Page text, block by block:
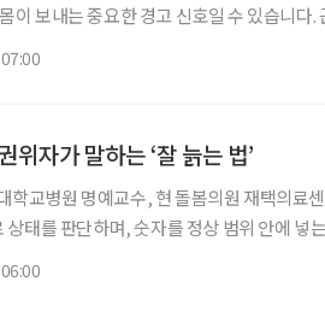
이 보내는 중요한 경고 신호일 수 있습니다
위자가 말하는 ‘잘 늙는 법’
원 명예교수, 현 돌봄의원 재택의료센터 의사 의사도 환자도
상태를 판단하며, 숫자를 정상 범위 안에 넣